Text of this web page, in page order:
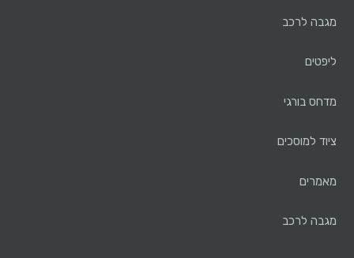
מגבה לרכב
ליפטים
מדחס בורגי
ציוד למוסכים
מאמרים
מגבה לרכב